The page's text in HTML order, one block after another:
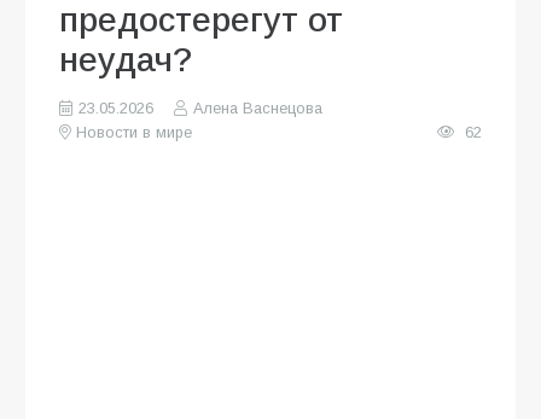
предостерегут от
неудач?
23.05.2026
Алена Васнецова
Новости в мире
62